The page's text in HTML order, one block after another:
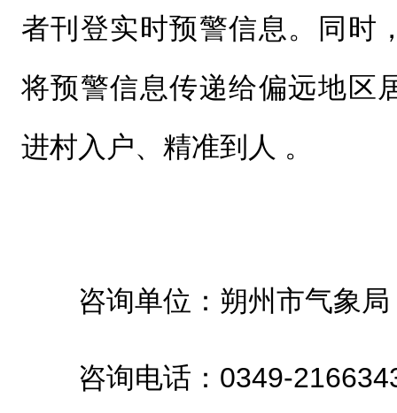
者刊登实时预警信息。同时
将预警信息传递给偏远地区
进村入户、精准到人 。
咨询单位： 朔州市气象局
咨询电话：0349-